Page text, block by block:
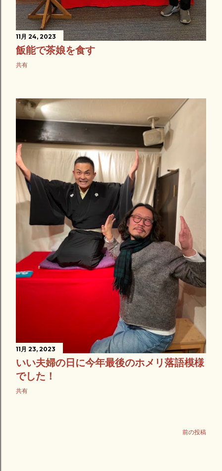
11月 24, 2023
飯能で茶娘を食す
共有
11月 23, 2023
いい夫婦の日に今年最後のホメリ落語模様
でした！
共有
前の投稿